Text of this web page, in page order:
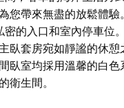
您帶來無盡的放鬆體驗
的入口和室內停車位
臥套房宛如靜謐的休憩
臥室均採用溫馨的白色
生間。